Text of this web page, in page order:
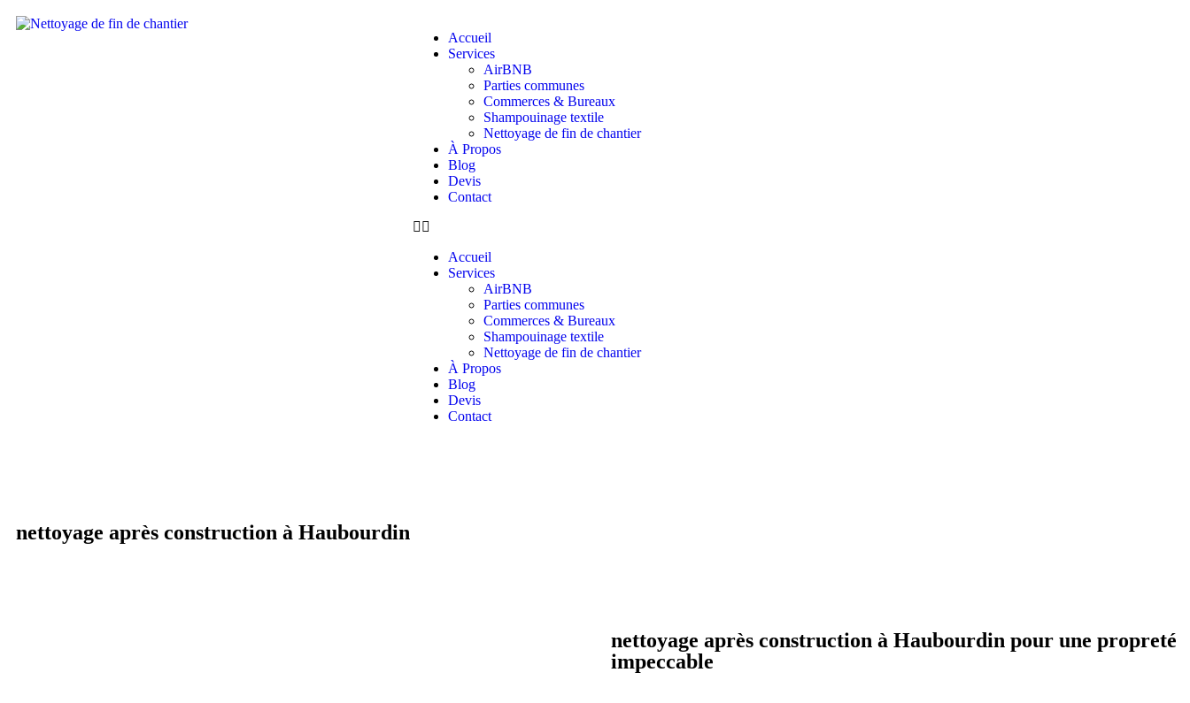
Accueil
Services
AirBNB
Parties communes
Commerces & Bureaux
Shampouinage textile
Nettoyage de fin de chantier
À Propos
Blog
Devis
Contact
Accueil
Services
AirBNB
Parties communes
Commerces & Bureaux
Shampouinage textile
Nettoyage de fin de chantier
À Propos
Blog
Devis
Contact
nettoyage après construction à Haubourdin
nettoyage après construction à Haubourdin pour une propreté
impeccable